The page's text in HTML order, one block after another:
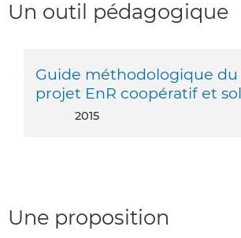
Un outil pédagogique
Guide méthodologique
projet EnR coopératif et
2015
Une proposition